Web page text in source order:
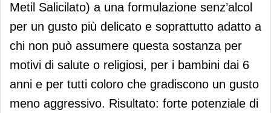
Metil Salicilato) a una formulazione senz’alcol
per un gusto più delicato e soprattutto adatto a
chi non può assumere questa sostanza per
motivi di salute o religiosi, per i bambini dai 6
anni e per tutti coloro che gradiscono un gusto
meno aggressivo. Risultato: forte potenziale di